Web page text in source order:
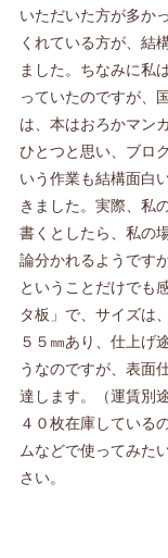
いただいた方が多か
くれている方が、結
ました。ちなみに私
っていたのですが、
は、本はおろかマン
ひとつと思い、ブロ
いう作業も結構面白
きました。実際、私
書くとしたら、私の
論分かれるようです
ということだけでも
タ板」で、サイズは
５５㎜あり、仕上げ
うなのですが、表面
達します。（運賃別
４０枚在庫している
ムなどで使ってみた
さい。